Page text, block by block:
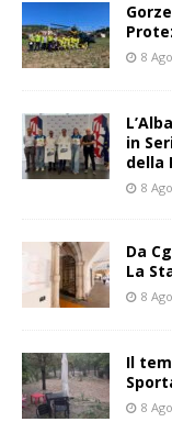
8
in
della
8
Da
La
8
Il
8